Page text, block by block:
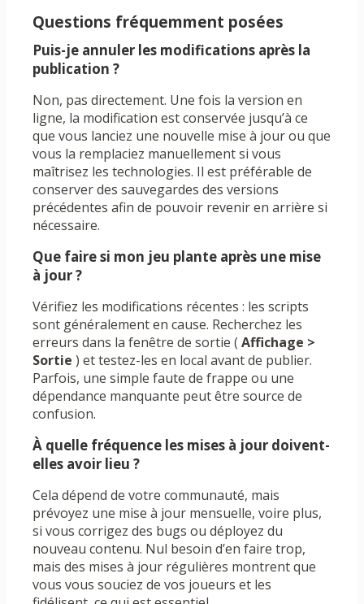
Questions fréquemment posées
Puis-je annuler les modifications après la
publication ?
Non, pas directement. Une fois la version en
ligne, la modification est conservée jusqu’à ce
que vous lanciez une nouvelle mise à jour ou que
vous la remplaciez manuellement si vous
maîtrisez les technologies. Il est préférable de
conserver des sauvegardes des versions
précédentes afin de pouvoir revenir en arrière si
nécessaire.
Que faire si mon jeu plante après une mise
à jour ?
Vérifiez les modifications récentes : les scripts
sont généralement en cause. Recherchez les
erreurs dans la fenêtre de sortie ( Affichage >
Sortie ) et testez-les en local avant de publier.
Parfois, une simple faute de frappe ou une
dépendance manquante peut être source de
confusion.
À quelle fréquence les mises à jour doivent-
elles avoir lieu ?
Cela dépend de votre communauté, mais
prévoyez une mise à jour mensuelle, voire plus,
si vous corrigez des bugs ou déployez du
nouveau contenu. Nul besoin d’en faire trop,
mais des mises à jour régulières montrent que
vous vous souciez de vos joueurs et les